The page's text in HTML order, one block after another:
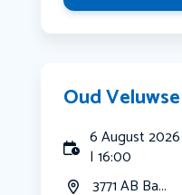
Oud
6 August
| 16:00
3771 AB Ba...